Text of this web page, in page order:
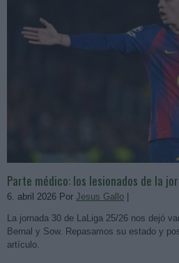
Parte médico: los lesionados de la
6. abril 2026 Por Jesus Gallo
La jornada 30 de LaLiga 25/26 nos dejó
Bernal y Sow. Repasamos su estado y
artículo.